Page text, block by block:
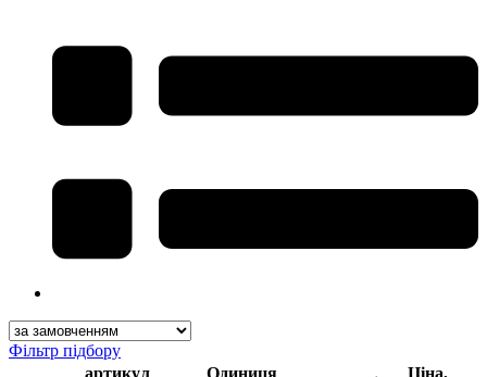
Фільтр підбору
артикул
Одиниця
Ціна,